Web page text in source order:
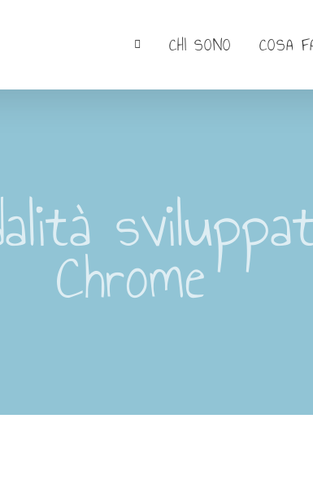
CHI SONO COSA
Chrome